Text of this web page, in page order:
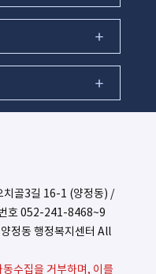
치골3길 16-1 (양정동) /
호 052-241-8468~9
정동 행정복지센터 All
수집을 거부하며, 이를